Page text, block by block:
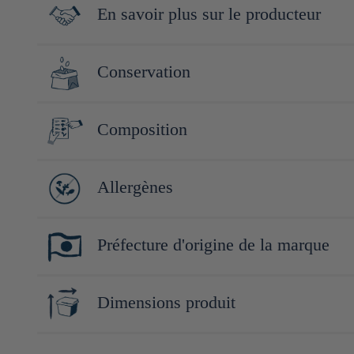
En savoir plus sur le producteur
Basé à Uji, Kyoto, Kyoto Yamasan, fondé en 1995, s'est
additifs, tels que le miso, la sauce soja et le thé. L’entreprise
L'entreprise dispose également d'un restaurant et d'un café
Conservation
Conserver à l'abri de la lumière, de la chaleur et de l'humidité.
Composition
Sucre (Japon, Thaïlande), sirop, farine de riz glutineux,
Amidon/émulsifiant (soja), arôme, colorant e127
Allergènes
soja Préfecture d'origine de la marque
Kyoto
Dimensions produit